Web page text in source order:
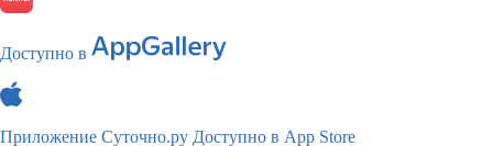
Доступно в
Приложение Суточно.ру Доступно в App Store